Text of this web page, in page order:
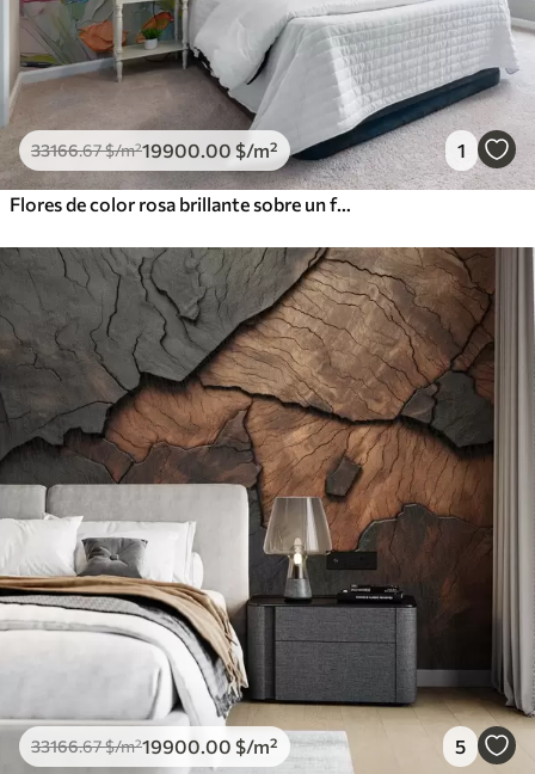
33166.67$/m²19900 .00 $/m² 1
Flores de color rosa brillante sobre un fondo gris azulado claro
33166.67$/m²19900 .00 $/m² 5